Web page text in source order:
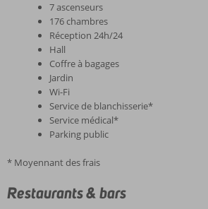
7 ascenseurs
176 chambres
Réception 24h/24
Hall
Coffre à bagages
Jardin
Wi-Fi
Service de blanchisserie*
Service médical*
Parking public
* Moyennant des frais
Restaurants & bars